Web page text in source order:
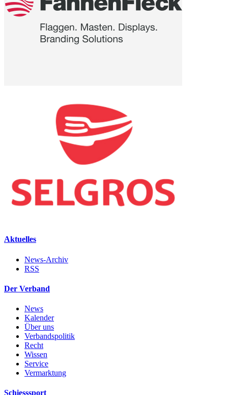
Aktuelles
News-Archiv
RSS
Der Verband
News
Kalender
Über uns
Verbandspolitik
Recht
Wissen
Service
Vermarktung
Schiesssport